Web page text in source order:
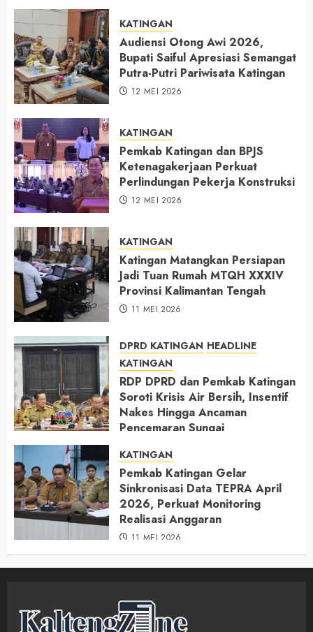
KATINGAN
Audiensi Otong Awi 2026,
Bupati Saiful Apresiasi Semangat
Putra-Putri Pariwisata Katingan
12 MEI 2026
KATINGAN
Pemkab Katingan dan BPJS
Ketenagakerjaan Perkuat
Perlindungan Pekerja Konstruksi
12 MEI 2026
KATINGAN
Katingan Matangkan Persiapan
Jadi Tuan Rumah MTQH XXXIV
Provinsi Kalimantan Tengah
11 MEI 2026
DPRD KATINGAN HEADLINE
KATINGAN
RDP DPRD dan Pemkab Katingan
Soroti Krisis Air Bersih, Insentif
Nakes Hingga Ancaman
Pencemaran Sungai
KATINGAN
Pemkab Katingan Gelar
Sinkronisasi Data TEPRA April
2026, Perkuat Monitoring
Realisasi Anggaran
11 MEI 2026